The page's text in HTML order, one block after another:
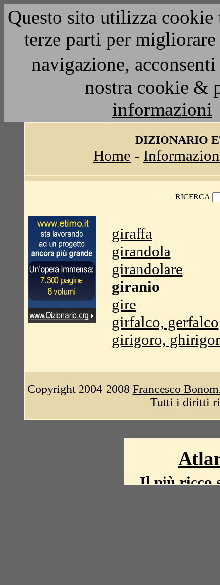
Questo sito utilizza
terze parti per
navigazione,
nostra cookie &
informazioni
DIZIONARIO
Home -
RICERCA
giraffa
girandola
girandolare
giranio
gire
girfalco, gerfalco
girigoro,
Copyright 2004-2008 Francesco
Tutti i diritti
Il più ricco